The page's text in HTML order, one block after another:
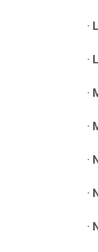
·
·
·
·
·
·
·